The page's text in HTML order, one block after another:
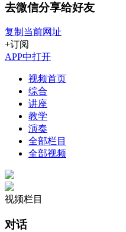
去微信分享给好友
复制当前网址
+订阅
APP中打开
视频首页
综合
讲座
教学
演奏
全部栏目
全部视频
视频栏目
对话